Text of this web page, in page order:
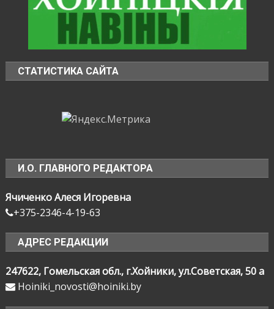
СТАТИСТИКА САЙТА
И.О. ГЛАВНОГО РЕДАКТОРА
Ячиченко Алеся Игоревна
+375-2346-4-19-63
АДРЕС РЕДАКЦИИ
247622, Гомельская обл., г.Хойники, ул.Советская, 50 а
Hoiniki_novosti@hoiniki.by